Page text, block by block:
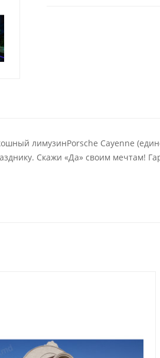
лимузинPorsche Cayenne
Скажи «Да» своим мечтам!